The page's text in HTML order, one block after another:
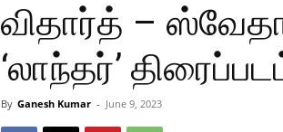
விதார்த் – ஸ்வேதா
‘லாந்தர்’
By Ganesh Kumar - June 9, 2023